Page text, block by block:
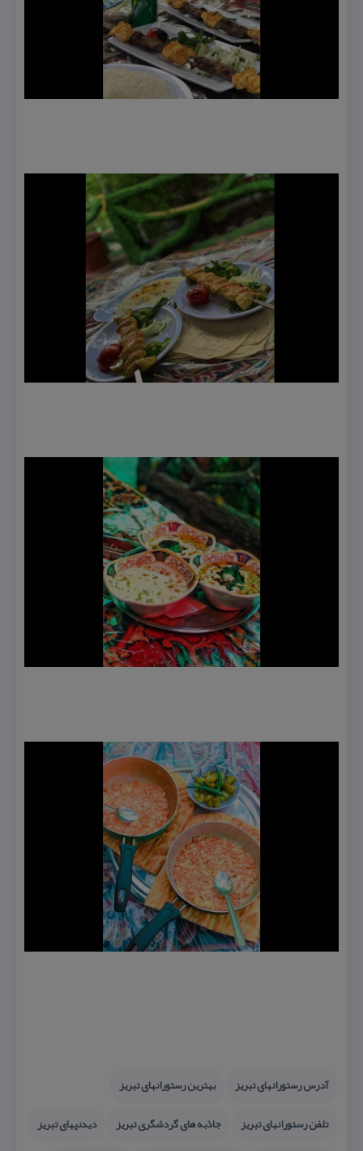
آدرس رستورانهای تبریز
بهترین رستورانهای تبریز
تلفن رستورانهای تبریز
جاذبه های گردشگری تبریز
دیدنیهای تبریز